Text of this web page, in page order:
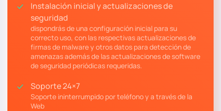
Instalación inicial y actualizaciones de
seguridad
dispondrás de una configuración inicial para su
correcto uso, con las respectivas actualizaciones de
firmas de malware y otros datos para detección de
amenazas además de las actualizaciones de software
de seguridad periódicas requeridas.
Soporte 24×7
Soporte ininterrumpido por teléfono y a través de la
Web